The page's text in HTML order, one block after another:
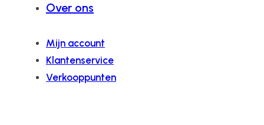
Over ons
Mijn account
Klantenservice
Verkooppunten